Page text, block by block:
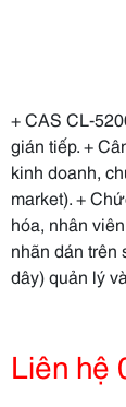
+ CAS CL-
gián tiếp. +
kinh doanh,
market). +
hóa, nhân
nhãn dán trên
dây) quản lý
Liên hệ